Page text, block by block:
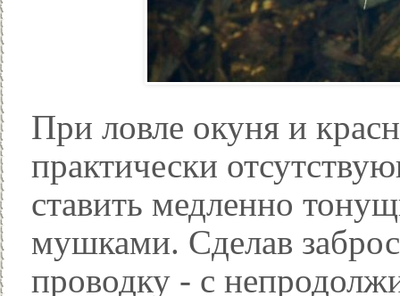
При ловле окуня и
практически
ставить медленно
мушками. Сделав
проводку - с